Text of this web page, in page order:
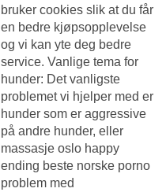
bruker cookies slik at du får
en bedre kjøpsopplevelse
og vi kan yte deg bedre
service. Vanlige tema for
hunder: Det vanligste
problemet vi hjelper med er
hunder som er aggressive
på andre hunder, eller
massasje oslo happy
ending beste norske porno
problem med